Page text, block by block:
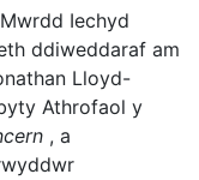
Iechyd
ddiweddaraf am
Lloyd-
Athrofaol y
, a